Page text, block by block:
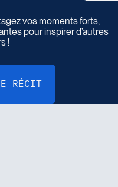
t de voya ge
vos moments forts,
pour inspirer d’autres
!